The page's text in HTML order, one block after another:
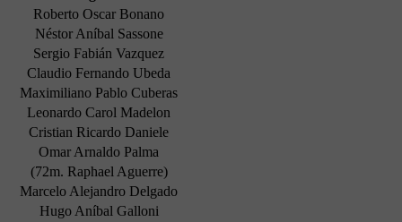
Roberto Oscar Bonano
Néstor Aníbal Sassone
Sergio Fabián Vazquez
Claudio Fernando Ubeda
Maximiliano Pablo Cuberas
Leonardo Carol Madelon
Cristian Ricardo Daniele
Omar Arnaldo Palma
(72m. Raphael Aguerre)
Marcelo Alejandro Delgado
Hugo Aníbal Galloni